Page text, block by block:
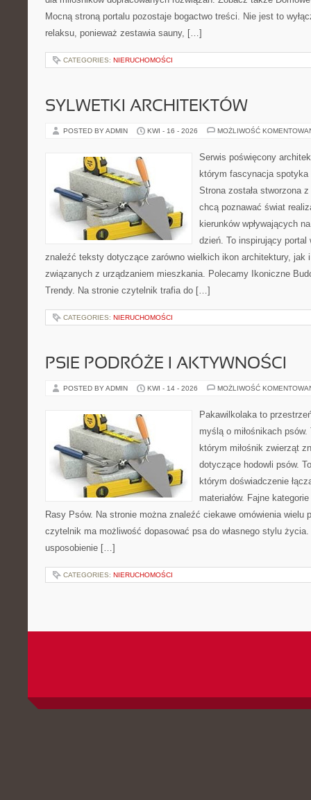
Mocną stroną portalu pozostaje bogactwo treści. Nie jest to
relaksu, ponieważ zestawia sauny, […]
CATEGORIES: NIERUCHOMOŚCI
SYLWETKI ARCHITEKTÓW
POSTED BY ADMIN KWI - 16 - 2026 MOŻLIWOŚĆ
Serwis poświęcony
którym fascynacja
Strona została stworzona
chcą poznawać świat
kierunków wpływających
dzień. To inspirujący
znaleźć teksty dotyczące zarówno wielkich ikon architektury, jak
związanych z urządzaniem mieszkania. Polecamy Ikoniczne
Trendy. Na stronie czytelnik trafia do […]
CATEGORIES: NIERUCHOMOŚCI
PSIE PODRÓŻE I AKTYWNOŚCI
POSTED BY ADMIN KWI - 14 - 2026 MOŻLIWOŚĆ
Pakawilkolaka to
myślą o miłośnikach
którym miłośnik zwierząt
dotyczące hodowli psów.
którym doświadczenie
materiałów. Fajne
Rasy Psów. Na stronie można znaleźć ciekawe omówienia wielu
czytelnik ma możliwość dopasować psa do własnego stylu
usposobienie […]
CATEGORIES: NIERUCHOMOŚCI